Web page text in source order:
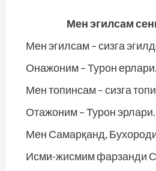
Мен эгилсам
Мен эгилсам – сизга
Онажоним – Турон ерлари.
Мен топинсам – сизга
Отажоним – Турон эрлари.
Мен Самарқанд,
Исми-жисмим фарзанди